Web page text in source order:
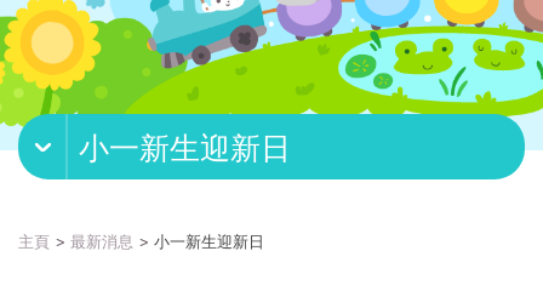
l
e
n
a
v
g
小一新生迎新日
主頁 最新消息 小一新生迎新日